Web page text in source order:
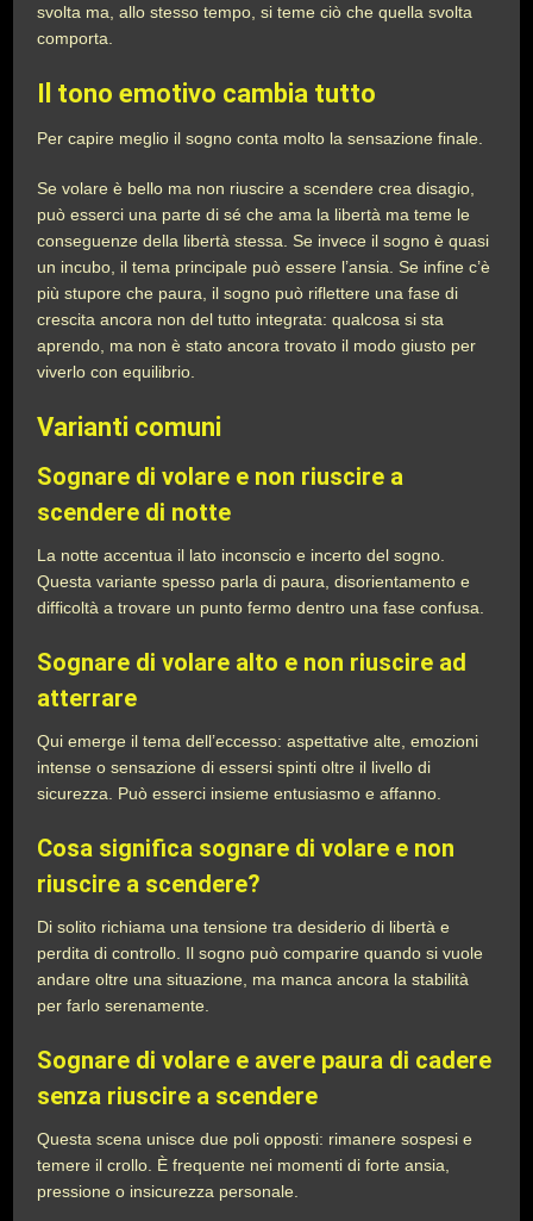
svolta ma, allo stesso tempo, si teme ciò che quella svolta
comporta.
Il tono emotivo cambia tutto
Per capire meglio il sogno conta molto la sensazione finale.
Se volare è bello ma non riuscire a scendere crea disagio,
può esserci una parte di sé che ama la libertà ma teme le
conseguenze della libertà stessa. Se invece il sogno è quasi
un incubo, il tema principale può essere l’ansia. Se infine c’è
più stupore che paura, il sogno può riflettere una fase di
crescita ancora non del tutto integrata: qualcosa si sta
aprendo, ma non è stato ancora trovato il modo giusto per
viverlo con equilibrio.
Varianti comuni
Sognare di volare e non riuscire a
scendere di notte
La notte accentua il lato inconscio e incerto del sogno.
Questa variante spesso parla di paura, disorientamento e
difficoltà a trovare un punto fermo dentro una fase confusa.
Sognare di volare alto e non riuscire ad
atterrare
Qui emerge il tema dell’eccesso: aspettative alte, emozioni
intense o sensazione di essersi spinti oltre il livello di
sicurezza. Può esserci insieme entusiasmo e affanno.
Cosa significa sognare di volare e non
riuscire a scendere?
Di solito richiama una tensione tra desiderio di libertà e
perdita di controllo. Il sogno può comparire quando si vuole
andare oltre una situazione, ma manca ancora la stabilità
per farlo serenamente.
Sognare di volare e avere paura di cadere
senza riuscire a scendere
Questa scena unisce due poli opposti: rimanere sospesi e
temere il crollo. È frequente nei momenti di forte ansia,
pressione o insicurezza personale.